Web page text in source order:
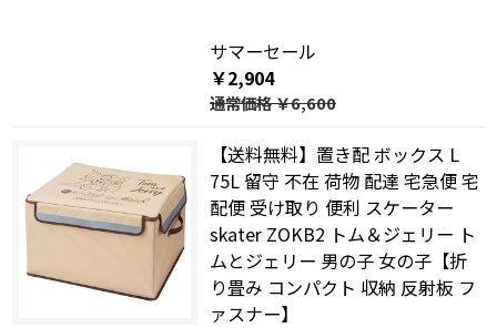
サマーセール
￥2,904
通常価格￥6,600
【送料無料】置き配 ボックス L
75L 留守 不在 荷物 配達 宅急便 宅
配便 受け取り 便利 スケーター
skater ZOKB2 トム＆ジェリー ト
ムとジェリー 男の子 女の子【折
り畳み コンパクト 収納 反射板 フ
ァスナー】